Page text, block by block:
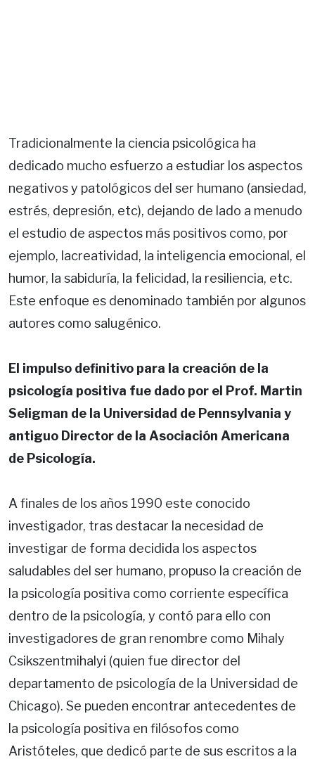
Tradicionalmente la ciencia psicológica ha
dedicado mucho esfuerzo a estudiar los aspectos
negativos y patológicos del ser humano (ansiedad,
estrés, depresión, etc), dejando de lado a menudo
el estudio de aspectos más positivos como, por
ejemplo, lacreatividad, la inteligencia emocional, el
humor, la sabiduría, la felicidad, la resiliencia, etc.
Este enfoque es denominado también por algunos
autores como salugénico.
El impulso definitivo para la creación de la
psicología positiva fue dado por el Prof. Martin
Seligman de la Universidad de Pennsylvania y
antiguo Director de la Asociación Americana
de Psicología.
A finales de los años 1990 este conocido
investigador, tras destacar la necesidad de
investigar de forma decidida los aspectos
saludables del ser humano, propuso la creación de
la psicología positiva como corriente específica
dentro de la psicología, y contó para ello con
investigadores de gran renombre como Mihaly
Csikszentmihalyi (quien fue director del
departamento de psicología de la Universidad de
Chicago). Se pueden encontrar antecedentes de
la psicología positiva en filósofos como
Aristóteles, que dedicó parte de sus escritos a la